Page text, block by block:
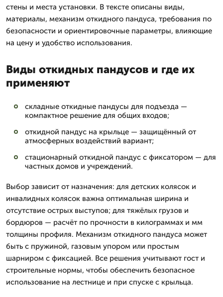
стены и места установки. В тексте описаны виды,
материалы, механизм откидного пандуса, требования по
безопасности и ориентировочные параметры, влияющие
на цену и удобство использования.
Виды откидных пандусов и где их
применяют
складные откидные пандусы для подъезда —
компактное решение для общих входов;
откидной пандус на крыльце — защищённый от
атмосферных воздействий вариант;
стационарный откидной пандус с фиксатором — для
частных домов и учреждений.
Выбор зависит от назначения: для детских колясок и
инвалидных колясок важна оптимальная ширина и
отсутствие острых выступов; для тяжёлых грузов и
бордюров — расчёт по прочности в килограммах и мм
толщины профиля. Механизм откидного пандуса может
быть с пружиной, газовым упором или простым
шарниром с фиксацией. Все решения учитывают гост и
строительные нормы, чтобы обеспечить безопасное
использование на лестнице и при спуске с крыльца.